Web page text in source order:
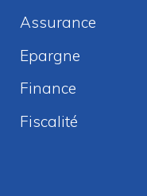
Assurance
Epargne
Finance
Fiscalité